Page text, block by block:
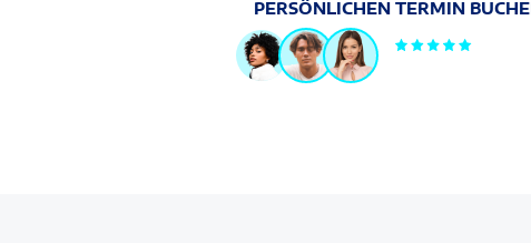
PERSÖNLICHEN TERMIN